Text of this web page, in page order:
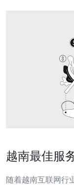
越南最佳服
随着越南互联网行